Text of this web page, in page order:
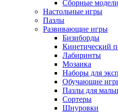
Сборные модели
Настольные игры
Пазлы
Развивающие игры
Бизиборды
Кинетический
Лабиринты
Мозаика
Наборы для
Обучающие
Пазлы для
Сортеры
Шнуровки